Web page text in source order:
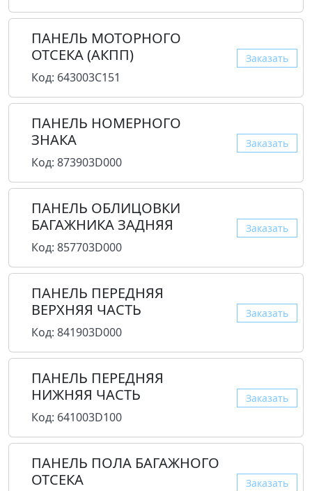
ПАНЕЛЬ МОТОРНОГО
ОТСЕКА (АКПП)
Код: 643003C151
Заказать
ПАНЕЛЬ НОМЕРНОГО
ЗНАКА
Код: 873903D000
Заказать
ПАНЕЛЬ ОБЛИЦОВКИ
БАГАЖНИКА ЗАДНЯЯ
Код: 857703D000
Заказать
ПАНЕЛЬ ПЕРЕДНЯЯ
ВЕРХНЯЯ ЧАСТЬ
Код: 841903D000
Заказать
ПАНЕЛЬ ПЕРЕДНЯЯ
НИЖНЯЯ ЧАСТЬ
Код: 641003D100
Заказать
ПАНЕЛЬ ПОЛА БАГАЖНОГО
ОТСЕКА
Заказать